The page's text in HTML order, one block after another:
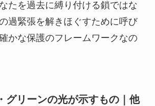
たを過去に縛り付ける鎖ではな
過緊張を解きほぐすために呼び
かな保護のフレームワークなの
グリーンの光が示すもの｜他